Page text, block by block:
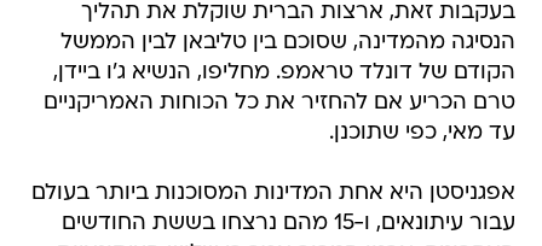
בעקבות זאת, ארצות הברית שוקלת את תהליך
הנסיגה מהמדינה, שסוכם בין טליבאן לבין הממשל
הקודם של דונלד טראמפ. מחליפו, הנשיא ג'ו ביידן,
טרם הכריע אם להחזיר את כל הכוחות האמריקניים
עד מאי, כפי שתוכנן.
אפגניסטן היא אחת המדינות המסוכנות ביותר בעולם
עבור עיתונאים, ו-15 מהם נרצחו בששת החודשים